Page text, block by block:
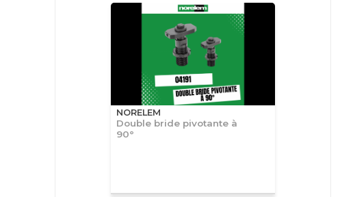
NORELEM
Double bride pivotante à
90°